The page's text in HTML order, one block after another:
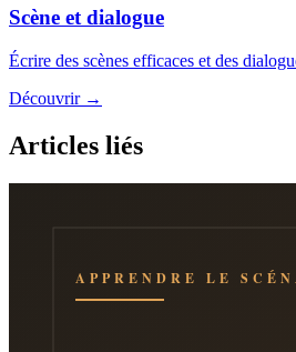
Scène et dialogue
Écrire des scènes efficaces et des
Découvrir →
Articles liés